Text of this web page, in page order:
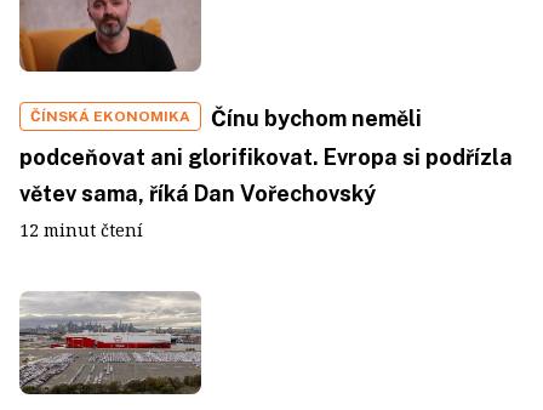
ČÍNSKÁ EKONOMIKA
Čínu bychom neměli
podceňovat ani glorifikovat. Evropa si podřízla
větev sama, říká Dan Vořechovský
12 minut čtení